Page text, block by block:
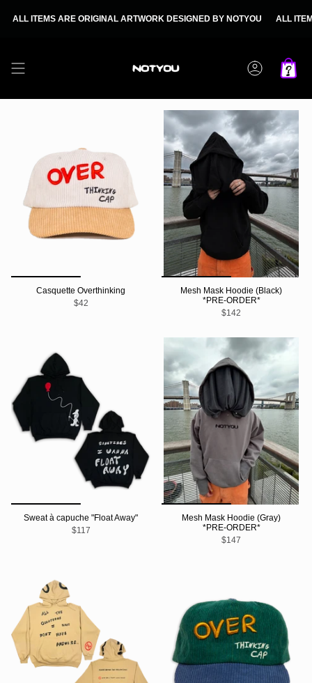
page
ITEMS ARE ORIGINAL ARTWORK DESIGNED BY NOTYOU ALL ITEMS
Compte
Casquette Overthinking
$42
Mesh Mask Hoodie (Black)
*PRE-ORDER*
$142
Sweat à capuche "Float Away"
$117
Mesh Mask Hoodie (Gray)
*PRE-ORDER*
$147